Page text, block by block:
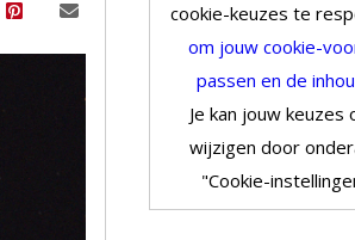
cookie-keuzes te
om jouw cookie-
passen en de
Je kan jouw keuzes
wijzigen door
"Cookie-